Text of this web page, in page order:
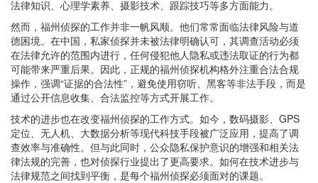
法律知识、心理学素养、摄影技术、跟踪技巧等多方面能力。
然而，福州侦探的工作并非一帆风顺。他们常常面临法律风险与道
德困境。在中国，私家侦探并未被法律明确认可，其调查活动必须
在法律允许的范围内进行，任何侵犯他人隐私或违法取证的行为都
可能带来严重后果。因此，正规的福州侦探机构格外注重合法合规
操作，强调“证据的合法性”，避免使用窃听、黑客等非法手段，而是
通过公开信息收集、合法监控等方式开展工作。
技术的进步也在改变福州侦探的工作方式。如今，数码摄影、GPS
定位、无人机、大数据分析等现代科技手段被广泛应用，提高了调
查效率与准确性。但与此同时，公众隐私保护意识的增强和相关法
律法规的完善，也对侦探行业提出了更高要求。如何在技术进步与
法律规范之间找到平衡，是每个福州侦探必须面对的课题。